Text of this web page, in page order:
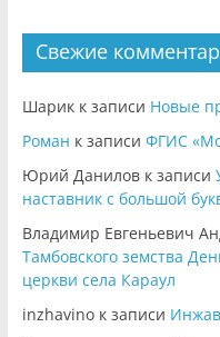
Свежие
Шарикк записи Новые
Роман к записи ФГИС
Юрий Даниловк записи
наставник с большой
Владимир Евгеньевич
Тамбовского земства
церкви села Караул
inzhavinoк записи